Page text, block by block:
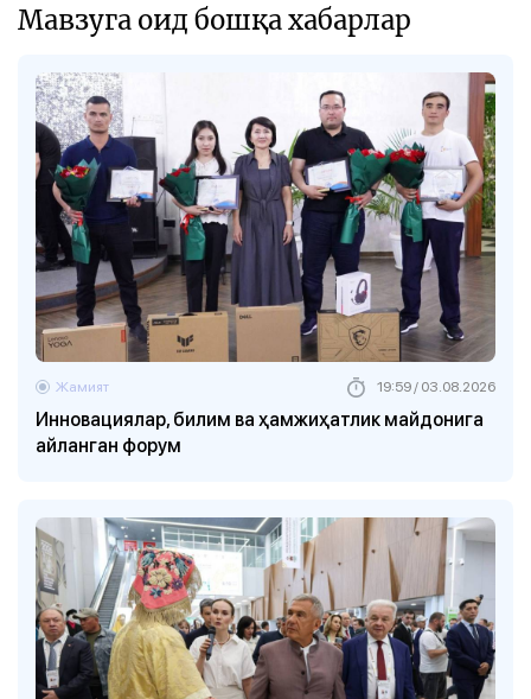
Мавзуга оид бошқа хабарлар
Инновациялар, билим ва ҳамжиҳатлик майдонига
айланган форум
Жамият 19:59 / 03.08.2026